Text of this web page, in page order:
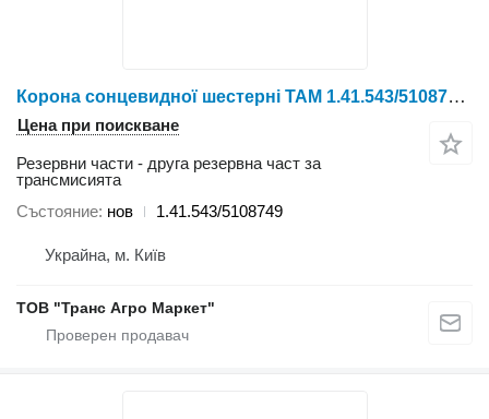
Корона сонцевидної шестерні TAM 1.41.543/5108749 за колесен трактор YTO NLX1024/NLX1054/X1204/NLX1304/NLX1404
Цена при поискване
Резервни части - друга резервна част за
трансмисията
Състояние нов 1.41.543/5108749
Украйна, м. Київ
ТОВ "Транс Агро Маркет"